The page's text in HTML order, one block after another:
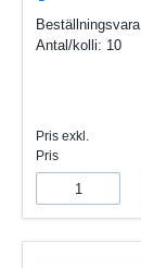
Beställningsvara
Antal/kolli: 10
Pris exkl.
Pris